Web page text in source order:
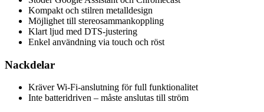
Kompakt och stilren metalldesign
Möjlighet till stereosammankoppling
Klart ljud med DTS-justering
Enkel användning via touch och röst
Nackdelar
Kräver Wi-Fi-anslutning för full funktionalitet
Inte batteridriven – måste anslutas till ström